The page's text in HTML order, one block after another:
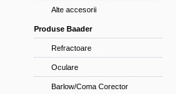
Alte accesorii
Produse Baader
Refractoare
Oculare
Barlow/Coma Corector